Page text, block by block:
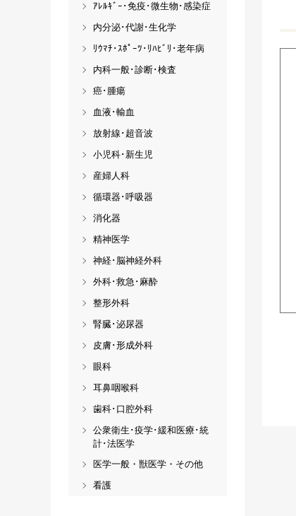
ｱﾚﾙｷﾞｰ･免疫･微生物･感染症
内分泌･代謝･生化学
ﾘｳﾏﾁ･ｽﾎﾟｰﾂ･ﾘﾊﾋﾞﾘ･老年病
内科一般･診断･検査
癌･腫瘍
血液･輸血
放射線･超音波
小児科･新生児
産婦人科
循環器･呼吸器
消化器
精神医学
神経･脳神経外科
外科･救急･麻酔
整形外科
腎臓･泌尿器
皮膚･形成外科
眼科
耳鼻咽喉科
歯科･口腔外科
公衆衛生･疫学･緩和医療･統
計･法医学
医学一般・獣医学・その他
看護